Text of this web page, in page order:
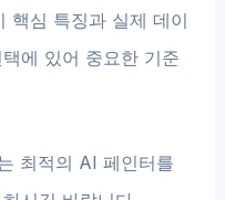
핵심 특징과 실제 데이
에 있어 중요한 기준
최적의 AI 페인터를